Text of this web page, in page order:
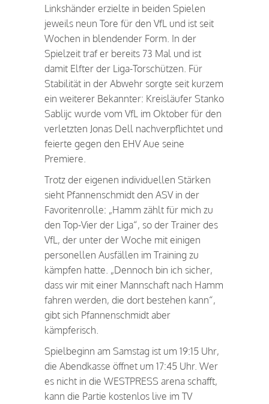
Linkshänder erzielte in beiden Spielen
jeweils neun Tore für den VfL und ist seit
Wochen in blendender Form. In der
Spielzeit traf er bereits 73 Mal und ist
damit Elfter der Liga-Torschützen. Für
Stabilität in der Abwehr sorgte seit kurzem
ein weiterer Bekannter: Kreisläufer Stanko
Sablijc wurde vom VfL im Oktober für den
verletzten Jonas Dell nachverpflichtet und
feierte gegen den EHV Aue seine
Premiere.
Trotz der eigenen individuellen Stärken
sieht Pfannenschmidt den ASV in der
Favoritenrolle: „Hamm zählt für mich zu
den Top-Vier der Liga“, so der Trainer des
VfL, der unter der Woche mit einigen
personellen Ausfällen im Training zu
kämpfen hatte. „Dennoch bin ich sicher,
dass wir mit einer Mannschaft nach Hamm
fahren werden, die dort bestehen kann“,
gibt sich Pfannenschmidt aber
kämpferisch.
Spielbeginn am Samstag ist um 19:15 Uhr,
die Abendkasse öffnet um 17:45 Uhr. Wer
es nicht in die WESTPRESS arena schafft,
kann die Partie kostenlos live im TV